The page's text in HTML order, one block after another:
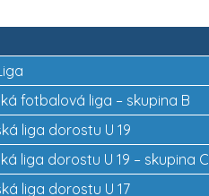
fotbalová liga – skupina B
liga dorostu U 19
liga dorostu U 19 – skupina C
liga dorostu U 17